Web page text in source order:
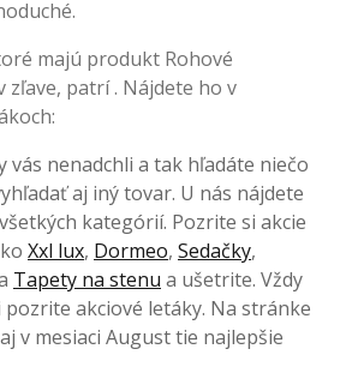
majú produkt Rohové
zľave, patrí . Nájdete ho v
vás nenadchli a tak hľadáte niečo
aj iný tovar. U nás nájdete
kategórií. Pozrite si akcie
Xxl lux, Dormeo, Sedačky,
Tapety na stenu a ušetrite. Vždy
akciové letáky. Na stránke
v mesiaci August tie najlepšie